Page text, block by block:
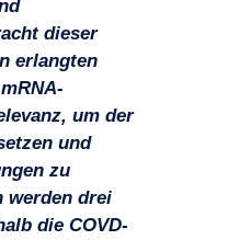
dieser
erlangten
um der
und
zu
werden drei
die COVD-